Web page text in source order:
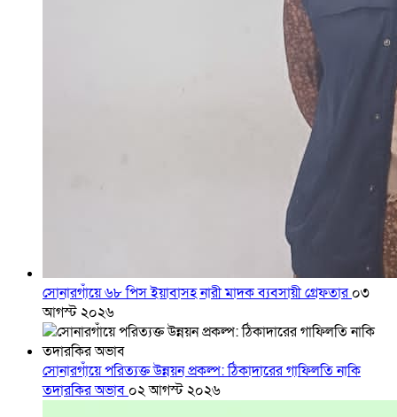
সোনারগাঁয়ে ৬৮ পিস ইয়াবাসহ নারী মাদক ব্যবসায়ী গ্রেফতার০৩
আগস্ট ২০২৬
সোনারগাঁয়ে পরিত্যক্ত উন্নয়ন প্রকল্প: ঠিকাদারের গাফিলতি নাকি
তদারকির অভাব ০২ আগস্ট ২০২৬